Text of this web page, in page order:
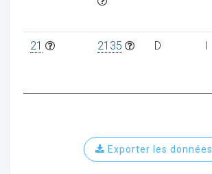
21 2135 D I
Exporter les données